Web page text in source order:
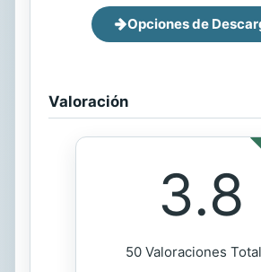
Opciones de
Valoración
3.8
50 Valoraciones